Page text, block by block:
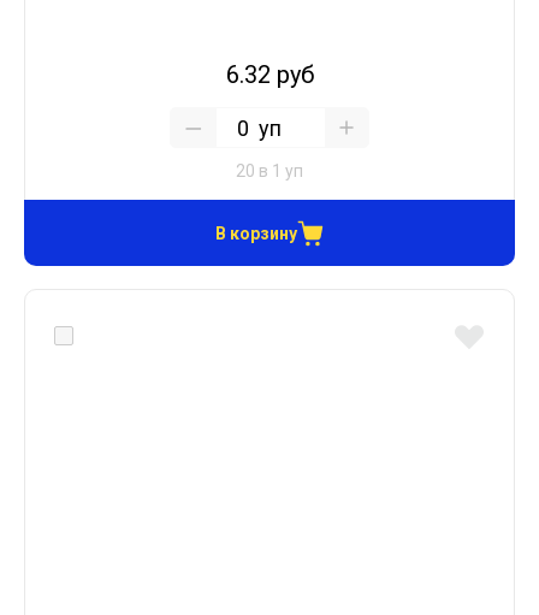
6.32 руб
уп
20 в 1 уп
В корзину